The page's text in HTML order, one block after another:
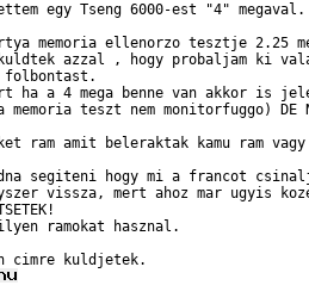
egy Tseng 6000-est "4"
memoria ellenorzo tesztje 2.25
azzal , hogy probaljam ki
folbontast.
ha a 4 mega benne van akkor is
teszt nem monitorfuggo) DE
ram amit beleraktak kamu ram vagy
segiteni hogy mi a francot
vissza, mert ahoz mar ugyis
ramokat hasznal.
cimre kuldjetek.